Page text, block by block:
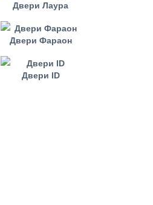
Двери Лаура
Двери Фараон
Двери ID